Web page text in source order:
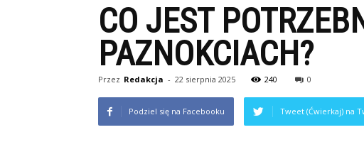
CO JEST
PAZNOKCIACH?
Przez Redakcja - 22 sierpnia 2025 240 0
Podziel się na Facebooku Tweet (Ćwierkaj) na